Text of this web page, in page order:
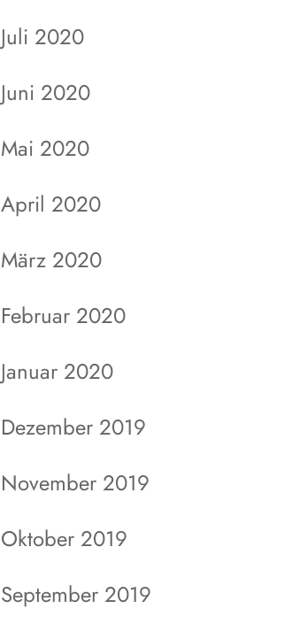
Juli 2020
Juni 2020
Mai 2020
April 2020
März 2020
Februar 2020
Januar 2020
Dezember 2019
November 2019
Oktober 2019
September 2019